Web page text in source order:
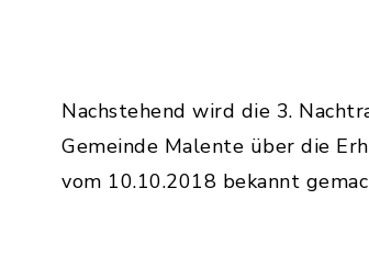
Nachstehend wird die 3.
Gemeinde Malente über die
vom 10.10.2018 bekannt